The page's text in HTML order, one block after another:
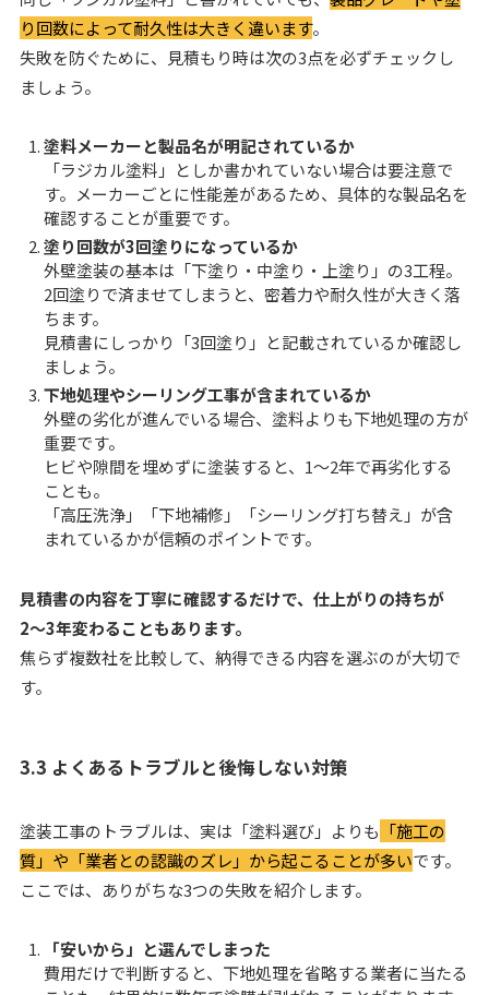
り回数によって耐久性は大きく違います。
失敗を防ぐために、見積もり時は次の3点を必ずチェックし
ましょう。
塗料メーカーと製品名が明記されているか
「ラジカル塗料」としか書かれていない場合は要注意で
す。メーカーごとに性能差があるため、具体的な製品名を
確認することが重要です。
塗り回数が3回塗りになっているか
外壁塗装の基本は「下塗り・中塗り・上塗り」の3工程。
2回塗りで済ませてしまうと、密着力や耐久性が大きく落
ちます。
見積書にしっかり「3回塗り」と記載されているか確認し
ましょう。
下地処理やシーリング工事が含まれているか
外壁の劣化が進んでいる場合、塗料よりも下地処理の方が
重要です。
ヒビや隙間を埋めずに塗装すると、1〜2年で再劣化する
ことも。
「高圧洗浄」「下地補修」「シーリング打ち替え」が含
まれているかが信頼のポイントです。
見積書の内容を丁寧に確認するだけで、仕上がりの持ちが
2〜3年変わることもあります。
焦らず複数社を比較して、納得できる内容を選ぶのが大切で
す。
3.3 よくあるトラブルと後悔しない対策
塗装工事のトラブルは、実は「塗料選び」よりも 「施工の
質」や「業者との認識のズレ」から起こることが多いです。
ここでは、ありがちな3つの失敗を紹介します。
「安いから」と選んでしまった
費用だけで判断すると、下地処理を省略する業者に当たる